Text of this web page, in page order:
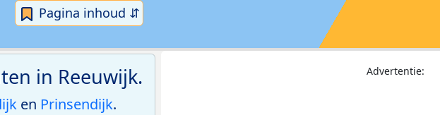
Pagina inhoud ⇵
in Reeuwijk.
en Prinsendijk.
Advertentie: